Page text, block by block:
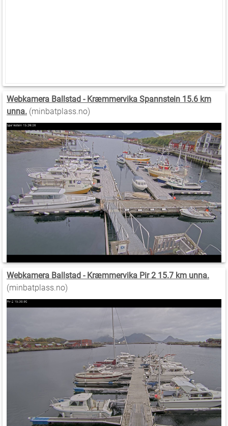
Webkamera Ballstad - Kræmmervika Spannstein 15.6 km
unna. (minbatplass.no)
Webkamera Ballstad - Kræmmervika Pir 2 15.7 km unna.
(minbatplass.no)